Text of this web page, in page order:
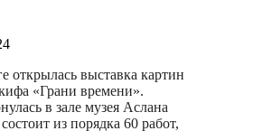
открылась выставка картин
«Грани времени».
в зале музея Аслана
из порядка 60 работ,